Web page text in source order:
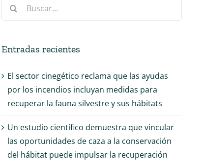
Buscar:
Entradas recientes
El sector cinegético reclama que las ayudas
por los incendios incluyan medidas para
recuperar la fauna silvestre y sus hábitats
Un estudio científico demuestra que vincular
las oportunidades de caza a la conservación
del hábitat puede impulsar la recuperación